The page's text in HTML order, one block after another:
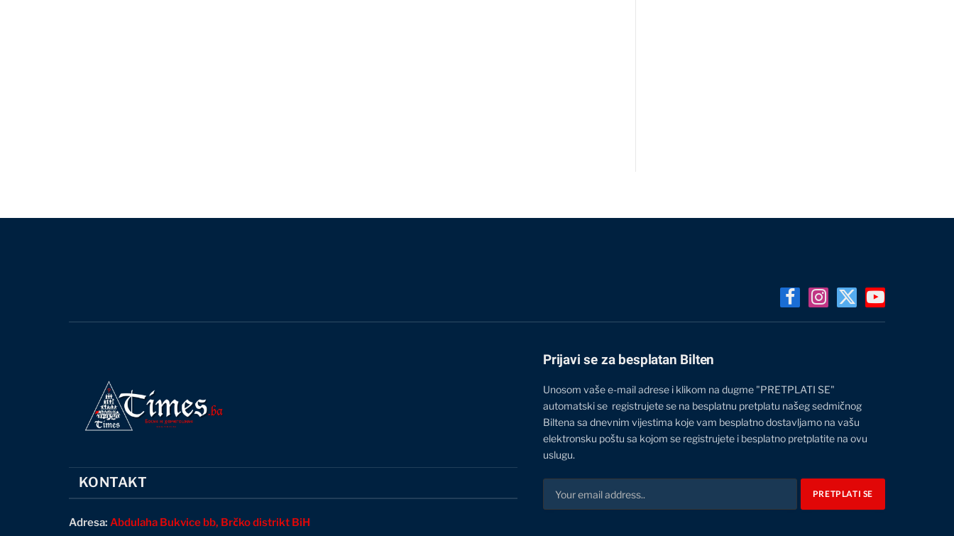
FacebookInstagram
X
(Twitter)
YouTube
KONTAKT
Adresa: Abdulaha Bukvice bb, Brčko distrikt BiH
Prijavi se za besplatan Bilten
Unosom vaše e-mail adrese i klikom na dugme "PRETPLATI SE"
automatski se registrujete se na besplatnu pretplatu našeg sedmičnog
Biltena sa dnevnim vijestima koje vam besplatno dostavljamo na vašu
elektronsku poštu sa kojom se registrujete i besplatno pretplatite na ovu
uslugu.